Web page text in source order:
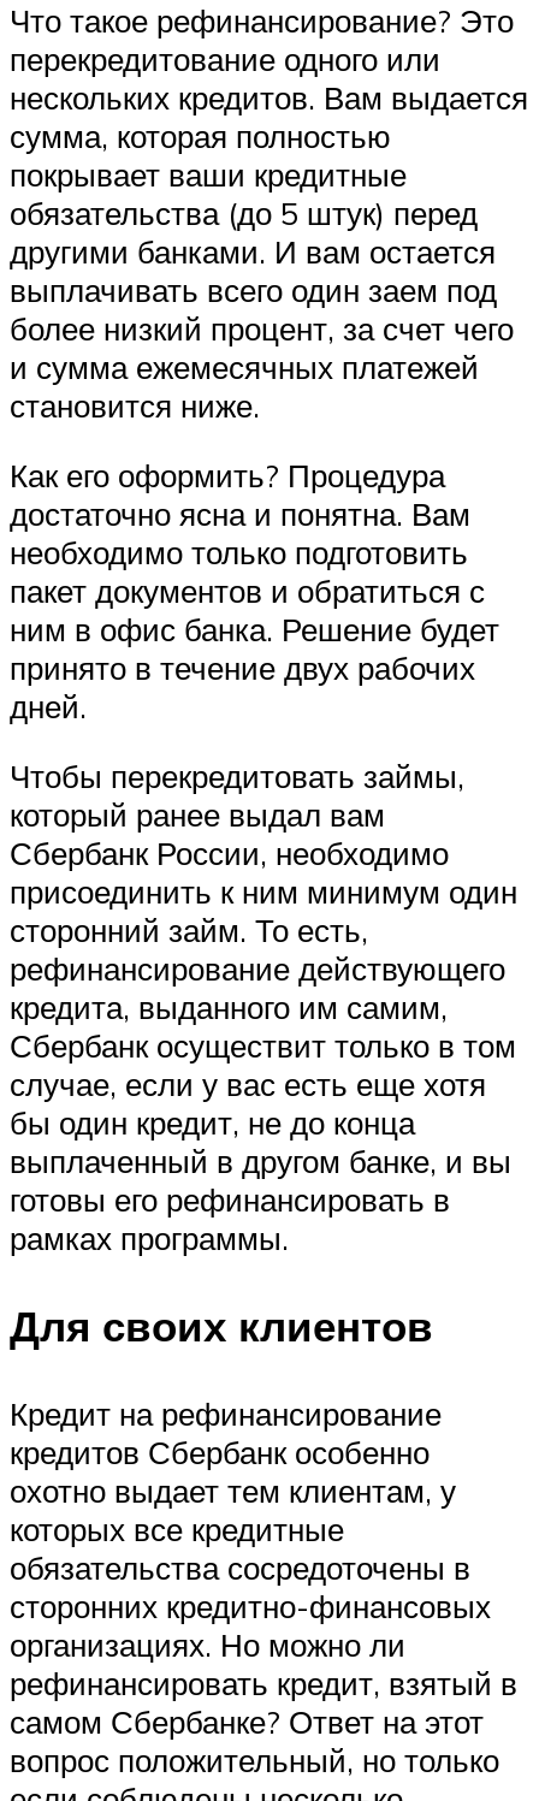
Что такое рефинансирование? Это
перекредитование одного или
нескольких кредитов. Вам выдается
сумма, которая полностью
покрывает ваши кредитные
обязательства (до 5 штук) перед
другими банками. И вам остается
выплачивать всего один заем под
более низкий процент, за счет чего
и сумма ежемесячных платежей
становится ниже.
Как его оформить? Процедура
достаточно ясна и понятна. Вам
необходимо только подготовить
пакет документов и обратиться с
ним в офис банка. Решение будет
принято в течение двух рабочих
дней.
Чтобы перекредитовать займы,
который ранее выдал вам
Сбербанк России, необходимо
присоединить к ним минимум один
сторонний займ. То есть,
рефинансирование действующего
кредита, выданного им самим,
Сбербанк осуществит только в том
случае, если у вас есть еще хотя
бы один кредит, не до конца
выплаченный в другом банке, и вы
готовы его рефинансировать в
рамках программы.
Для своих клиентов
Кредит на рефинансирование
кредитов Сбербанк особенно
охотно выдает тем клиентам, у
которых все кредитные
обязательства сосредоточены в
сторонних кредитно-финансовых
организациях. Но можно ли
рефинансировать кредит, взятый в
самом Сбербанке? Ответ на этот
вопрос положительный, но только